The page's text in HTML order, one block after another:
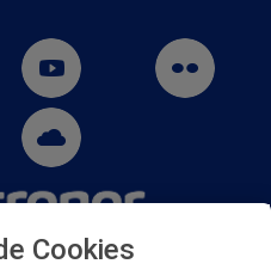
Muñatones,
Cookies